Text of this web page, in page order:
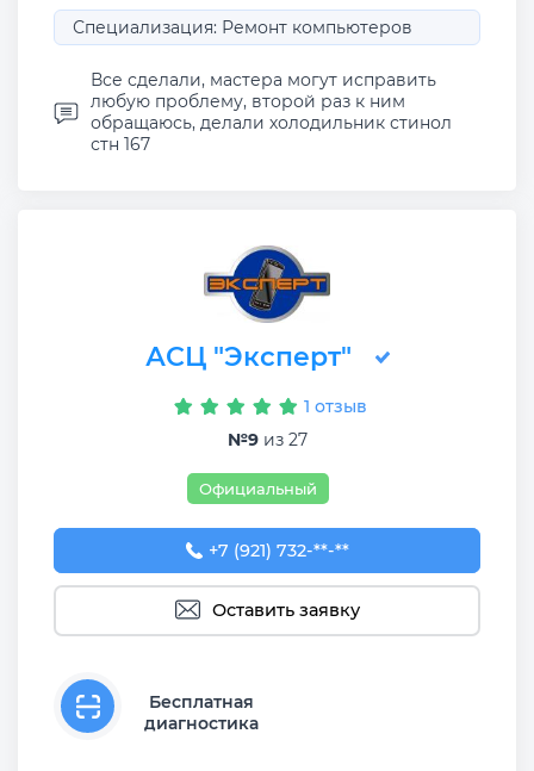
Специализация: Ремонт компьютеров
Все сделали, мастера могут исправить
любую проблему, второй раз к ним
обращаюсь, делали холодильник стинол
стн 167
АСЦ "Эксперт"
1 отзыв
№9из 27
Официальный
+7 (921) 732-55-21
+7 (921) 732-**-**
Оставить заявку
Бесплатная
диагностика